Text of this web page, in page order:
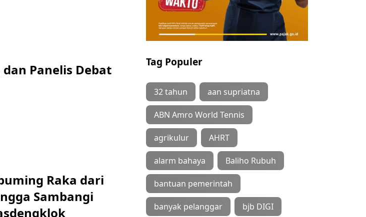
Panelis Debat
Raka dari
Sambangi
Tag Populer
32 tahun aan supriatna
ABN Amro World Tennis
agrikulur AHRT
alarm bahaya Baliho Rubuh
bantuan pemerintah
banyak pelanggar bjb DIGI